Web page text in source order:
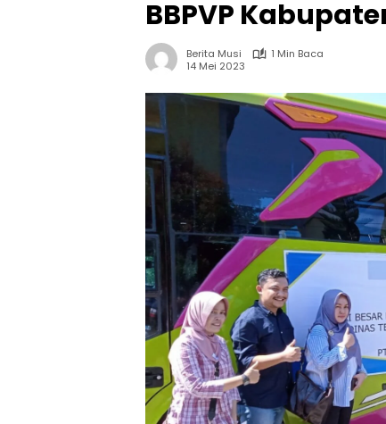
BBPVP
Berita Musi
1 Min Baca
14 Mei 2023